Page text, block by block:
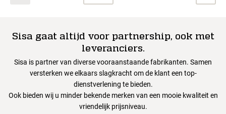
Sisa gaat altijd voor partnership, ook met
leveranciers.
Sisa is partner van diverse vooraanstaande fabrikanten. Samen
versterken we elkaars slagkracht om de klant een top-
dienstverlening te bieden.
Ook bieden wij u minder bekende merken van een mooie kwaliteit en
vriendelijk prijsniveau.